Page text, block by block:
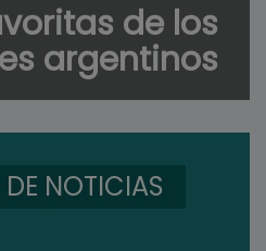
de los
argentinos
NOTICIAS